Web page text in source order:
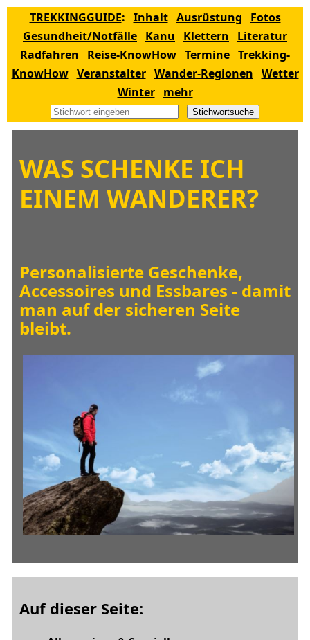
TREKKINGGUIDE: Inhalt Ausrüstung
Fotos
Gesundheit/Notfälle Kanu Klettern
Literatur
Radfahren
Reise-KnowHow Termine Trekking-
KnowHow Veranstalter Wander-Regionen Wetter
Winter
mehr
Stichwortsuche
WAS SCHENKE ICH
EINEM WANDERER?
Personalisierte Geschenke,
Accessoires und Essbares - damit
man auf der sicheren Seite
bleibt.
Auf dieser Seite: